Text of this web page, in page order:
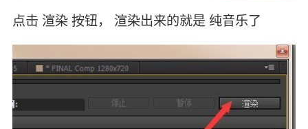
点击 渲染 按钮， 渲染出来的就是 纯音乐了